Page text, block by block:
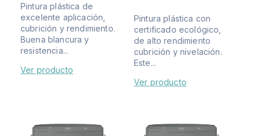
Pintura plástica de
excelente aplicación,
cubrición y rendimiento.
Buena blancura y
resistencia...
Ver producto
Pintura plástica con
certificado ecológico,
de alto rendimiento
cubrición y nivelación.
Este...
Ver producto